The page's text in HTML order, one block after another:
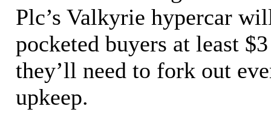
Plc’s Valkyrie hypercar
pocketed buyers at least
they’ll need to fork out
upkeep.